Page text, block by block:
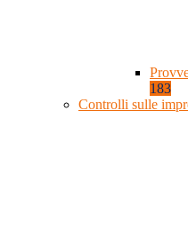
183
Controlli sulle